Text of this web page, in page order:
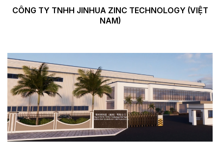
CÔNG TY TNHH JINHUA ZINC TECHNOLOGY (VIỆT
NAM)